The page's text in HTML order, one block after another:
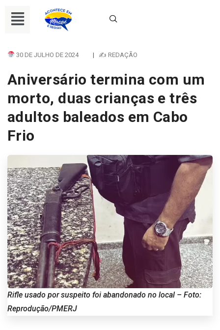
30 DE JULHO DE 2024 | ✍ REDAÇÃO
Aniversário termina com um
morto, duas crianças e três
adultos baleados em Cabo
Frio
Rifle usado por suspeito foi abandonado no local – Foto:
Reprodução/PMERJ